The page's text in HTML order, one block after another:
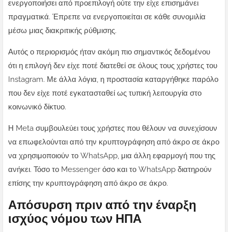
ενεργοποιήσει από προεπιλογή ούτε την είχε επισημάνει
πραγματικά. Έπρεπε να ενεργοποιείται σε κάθε συνομιλία
μέσω μιας διακριτικής ρύθμισης.
Αυτός ο περιορισμός ήταν ακόμη πιο σημαντικός δεδομένου
ότι η επιλογή δεν είχε ποτέ διατεθεί σε όλους τους χρήστες του
Instagram. Με άλλα λόγια, η προστασία καταργήθηκε παρόλο
που δεν είχε ποτέ εγκατασταθεί ως τυπική λειτουργία στο
κοινωνικό δίκτυο.
Η Meta συμβουλεύει τους χρήστες που θέλουν να συνεχίσουν
να επωφελούνται από την κρυπτογράφηση από άκρο σε άκρο
να χρησιμοποιούν το WhatsApp, μια άλλη εφαρμογή που της
ανήκει. Τόσο το Messenger όσο και το WhatsApp διατηρούν
επίσης την κρυπτογράφηση από άκρο σε άκρο.
Απόσυρση πριν από την έναρξη
ισχύος νόμου των ΗΠΑ